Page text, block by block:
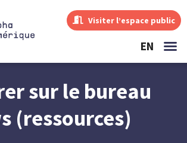
Visiter l’espace public
EN
sur le bureau
(ressources)